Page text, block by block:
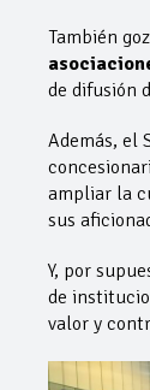
También
de difusión
Además, el
ampliar la
sus
Y, por
de
valor y